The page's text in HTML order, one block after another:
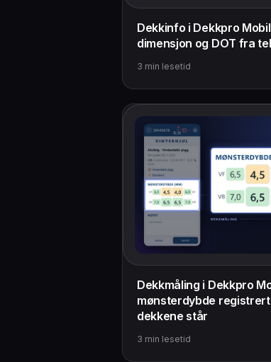
Dekkinfo i Dekkpro
dimensjon og DOT fra
3 min lesetid
Dekkmåling i Dekkpro
mønsterdybde
dekkene står
3 min lesetid